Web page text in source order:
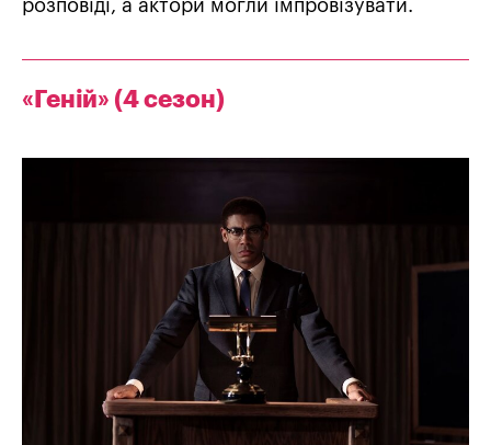
розповіді, а актори могли імпровізувати.
«Геній» (4 сезон)